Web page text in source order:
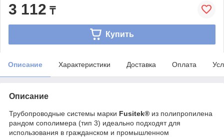
3 112 ₸
Купить
Описание Характеристики Доставка Оплата
Описание
Трубопроводные системы марки Fusitek® из полипропилена
рандом сополимера (тип 3) идеально подходят для
использования в гражданском и промышленном